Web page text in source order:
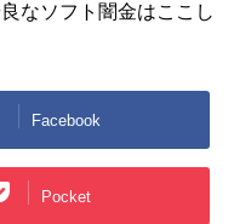
なソフト闇金はここし
Facebook
Pocket